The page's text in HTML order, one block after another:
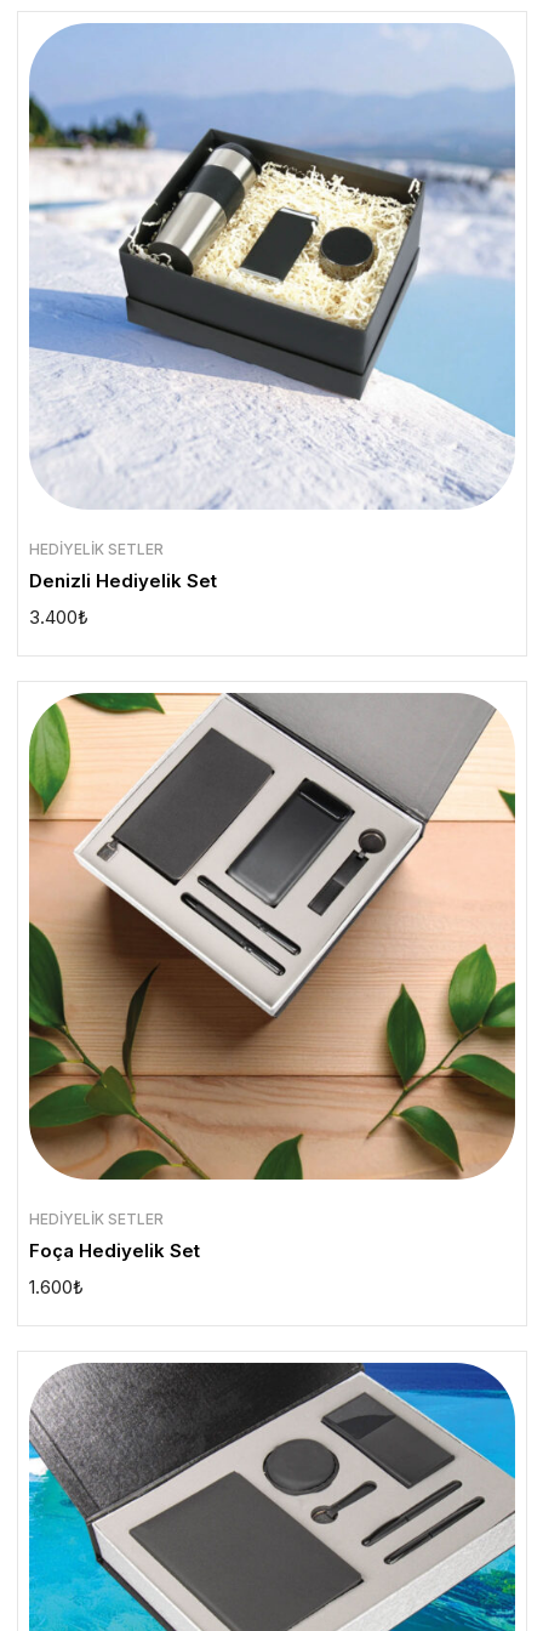
HEDIYELIK SETLER
Denizli Hediyelik Set
3.400₺
HEDIYELIK SETLER
Foça Hediyelik Set
1.600₺